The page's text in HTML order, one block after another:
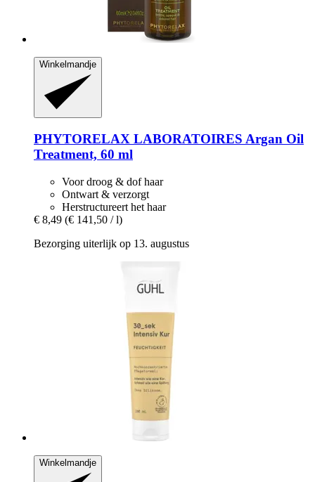
Winkelmandje
PHYTORELAX LABORATOIRES Argan Oil
Treatment, 60 ml
Voor droog & dof haar
Ontwart & verzorgt
Herstructureert het haar
€ 8,49 (€ 141,50 / l)
Bezorging uiterlijk op 13. augustus
Winkelmandje